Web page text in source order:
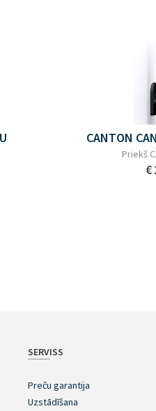
CANTON
Priekš
€
SERVISS
Preču garantija
Uzstādīšana